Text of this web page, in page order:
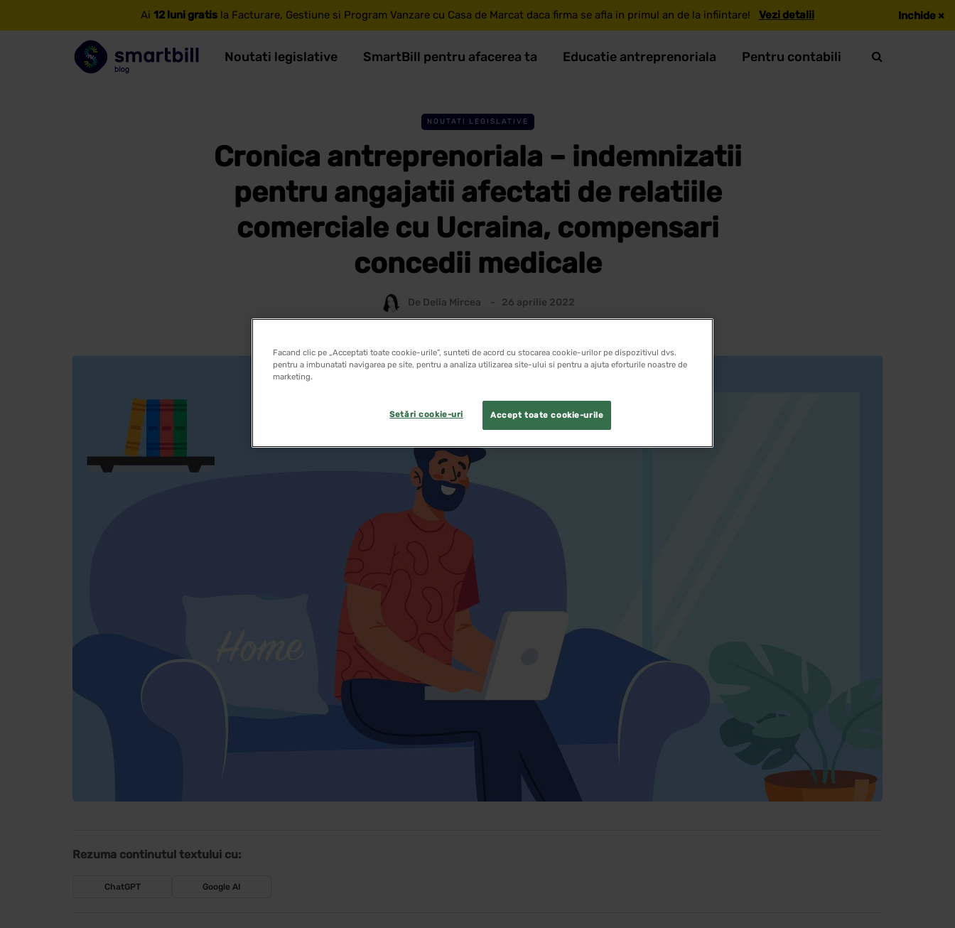
Ai 12 luni gratis la Facturare, Gestiune si Program Vanzare cu Casa de Marcat daca firma se afla in primul an de la infiintare! Vezi detalii Inchide ×
Noutati legislative SmartBill pentru afacerea ta Educatie antreprenoriala Pentru contabili
NOUTATI LEGISLATIVE
Cronica antreprenoriala – indemnizatii
pentru angajatii afectati de relatiile
comerciale cu Ucraina, compensari
concedii medicale
De Delia Mircea 26 aprilie 2022
Rezuma continutul textului cu:
ChatGPT Google AI
Facand clic pe „Acceptati toate cookie-urile”, sunteti de acord cu stocarea cookie-urilor pe dispozitivul dvs.
pentru a imbunatati navigarea pe site, pentru a analiza utilizarea site-ului si pentru a ajuta eforturile noastre de
marketing.
Accept toate cookie-urile
Setări cookie-uri